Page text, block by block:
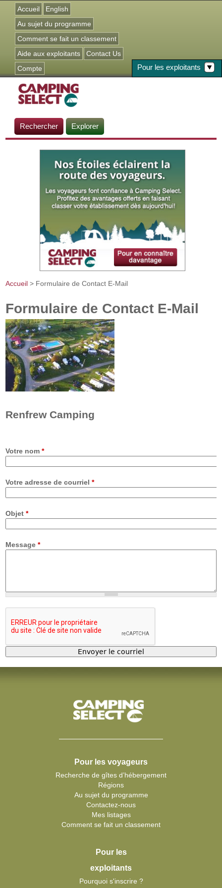
Accueil
English
Au sujet du programme
Pour les exploitants
Comment se fait un classement
Aide aux exploitants
Contact Us
Compte
Rechercher Explorer
Accueil > Formulaire de Contact E-Mail
Formulaire de Contact E-Mail
Renfrew Camping
Votre nom*
Votre adresse de courriel*
Objet*
Message*
Pour les voyageurs
Recherche de gîtes d’hébergement
Régions
Au sujet du programme
Contactez-nous
Mes listages
Comment se fait un classement
Pour les
exploitants
Pourquoi s'inscrire ?